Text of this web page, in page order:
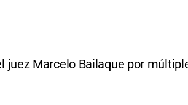
juez Marcelo Bailaque por